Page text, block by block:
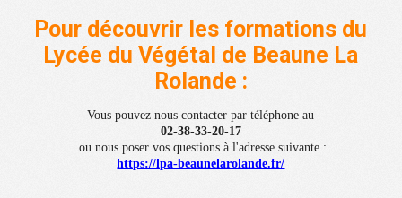
Pour découvrir les formations du
Lycée du Végétal de Beaune La
Rolande :
Vous pouvez nous contacter par téléphone au
02-38-33-20-17
ou nous poser vos questions à l'adresse suivante :
https://lpa-beaunelarolande.fr/